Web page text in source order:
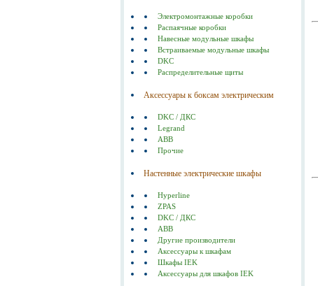
Электромонтажные коробки
Распаячные коробки
Навесные модульные шкафы
Встраиваемые модульные шкафы
DKC
Распределительные щиты
Аксессуары к боксам электрическим
DKC / ДКС
Legrand
ABB
Прочие
Настенные электрические шкафы
Hyperline
ZPAS
DKC / ДКС
ABB
Другие производители
Аксессуары к шкафам
Шкафы IEK
Аксессуары для шкафов IEK